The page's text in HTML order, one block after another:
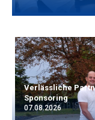
Verlässliche
Sponsoring
07.08.2026